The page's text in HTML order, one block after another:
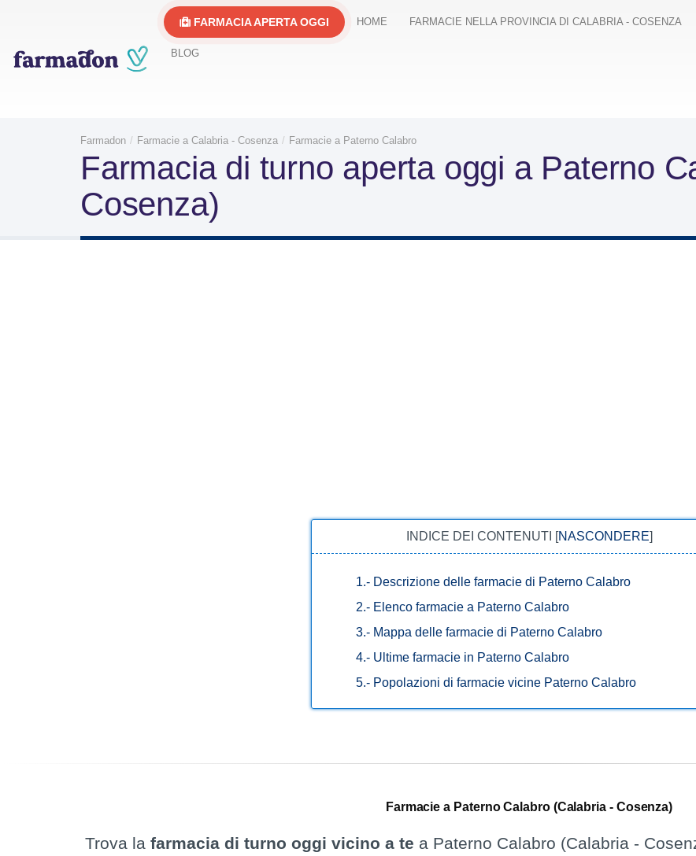
FARMACIA APERTA OGGI HOME FARMACIE NELLA PROVINCIA DI CALABRIA - COSENZA
BLOG
Farmadon Farmacie a Calabria - Cosenza Farmacie a Paterno Calabro
Farmacia di turno aperta oggi a Paterno
Cosenza)
INDICE DEI CONTENUTI [NASCONDERE]
1.- Descrizione delle farmacie di Paterno Calabro
2.- Elenco farmacie a Paterno Calabro
3.- Mappa delle farmacie di Paterno Calabro
4.- Ultime farmacie in Paterno Calabro
5.- Popolazioni di farmacie vicine Paterno Calabro
Farmacie a Paterno Calabro (Calabria - Cosenza)
Trova la farmacia di turno oggi vicino a te a Paterno Calabro (Calabria -